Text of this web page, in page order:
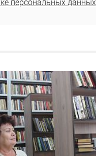
персональных